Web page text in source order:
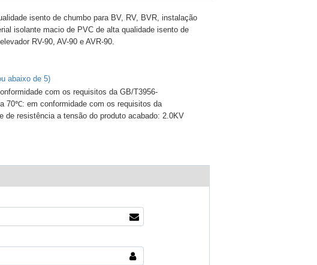
isento de chumbo para BV, RV, BVR, instalação
isolante macio de PVC de alta qualidade isento de
RV-90, AV-90 e AVR-90.
abaixo de 5)
com os requisitos da GB/T3956-
70℃: em conformidade com os requisitos da
de resistência a tensão do produto acabado: 2.0KV